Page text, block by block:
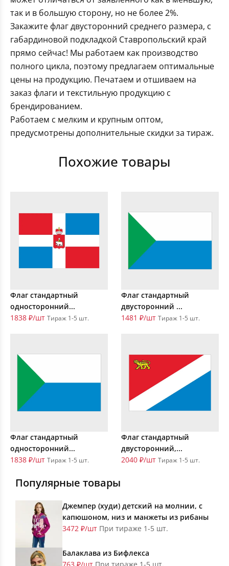
так и в большую сторону, но не более 2%.
Закажите флаг двусторонний среднего размера, с
габардиновой подкладкой Ставропольский край
прямо сейчас! Мы работаем как производство
полного цикла, поэтому предлагаем оптимальные
цены на продукцию. Печатаем и отшиваем на
заказ флаги и текстильную продукцию с
брендированием.
Работаем с мелким и крупным оптом,
предусмотрены дополнительные скидки за тираж.
Похожие товары
Флаг стандартный
односторонний...
1838 ₽/шт Тираж 1-5 шт.
Флаг стандартный
двусторонний ...
1481 ₽/шт Тираж 1-5 шт.
Флаг стандартный
односторонний...
1838 ₽/шт Тираж 1-5 шт.
Флаг стандартный
двусторонний,...
2040 ₽/шт Тираж 1-5 шт.
Популярные товары
Джемпер (худи) детский на молнии, с
капюшоном, низ и манжеты из рибаны
3472 ₽/шт При тираже 1-5 шт.
Балаклава из Бифлекса